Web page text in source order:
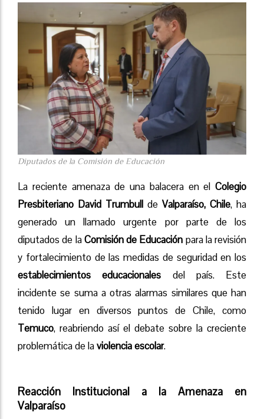
Diputados de la Comisión de Educación
La reciente amenaza de una balacera en el Colegio
Presbiteriano David Trumbull de Valparaíso, Chile, ha
generado un llamado urgente por parte de los
diputados de laComisión de Educación para la revisión
y fortalecimiento de las medidas de seguridad en los
establecimientos educacionales del país. Este
incidente se suma a otras alarmas similares que han
tenido lugar en diversos puntos de Chile, como
Temuco, reabriendo así el debate sobre la creciente
problemática de laviolencia escolar.
Reacción Institucional a la Amenaza en
Valparaíso